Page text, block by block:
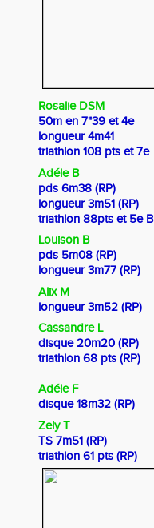
Rosalie DSM
50m en 7"39 et 4e
longueur 4m41
triathlon 108 pts et 7e
Adéle B
pds 6m38 (RP)
longueur 3m51 (RP)
triathlon 88pts et 5e
Louison B
pds 5m08 (RP)
longueur 3m77 (RP)
Alix M
longueur 3m52 (RP)
Cassandre L
disque 20m20 (RP)
triathlon 68 pts (RP)
Adéle F
disque 18m32 (RP)
Zely T
TS 7m51 (RP)
triathlon 61 pts (RP)